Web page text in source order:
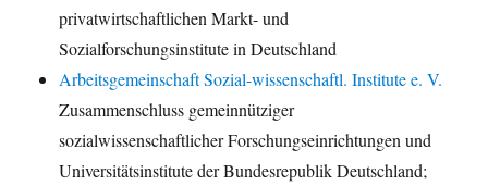
privatwirtschaftlichen Markt- und
Sozialforschungsinstitute in Deutschland
Arbeitsgemeinschaft Sozial-wissenschaftl. Institute e. V.
Zusammenschluss gemeinnütziger
sozialwissenschaftlicher Forschungseinrichtungen und
Universitätsinstitute der Bundesrepublik Deutschland;